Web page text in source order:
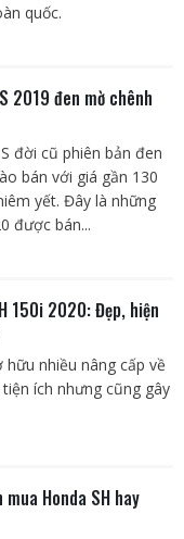
quốc.
2019 đen mờ chênh
đời cũ phiên bản đen
bán với giá gần 130
yết. Đây là những
được bán...
150i 2020: Đẹp, hiện
hữu nhiều nâng cấp về
ích nhưng cũng gây
Honda SH hay